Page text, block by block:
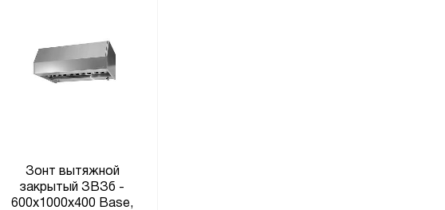
Зонт вытяжной
закрытый ЗВЗб -
600x1000x400 Base,